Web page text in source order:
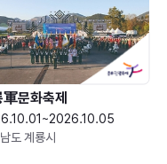
도 계룡시